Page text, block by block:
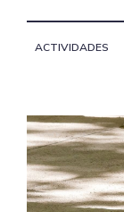
ACTIVIDADES